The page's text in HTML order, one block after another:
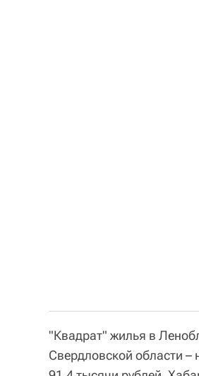
"Квадрат" жилья в
Свердловской области –